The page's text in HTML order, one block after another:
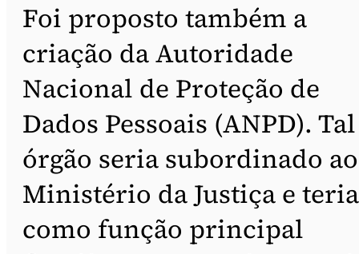
Foi proposto também a
criação da Autoridade
Nacional de Proteção de
Dados Pessoais (ANPD). Tal
órgão seria subordinado ao
Ministério da Justiça e teria
como função principal